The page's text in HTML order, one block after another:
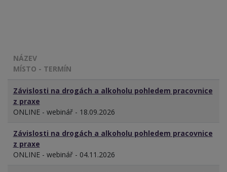
NÁZEV
MÍSTO - TERMÍN
Závislosti na drogách a alkoholu pohledem pracovnice
z praxe
ONLINE - webinář - 18.09.2026
Závislosti na drogách a alkoholu pohledem pracovnice
z praxe
ONLINE - webinář - 04.11.2026